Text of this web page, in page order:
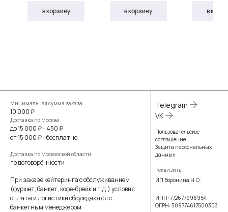
в корзину в корзину в
Минимальная сумма заказа
10 000 ₽
Доставка по Москве
до 15 000 ₽ - 450 ₽
от 15 000 ₽ - бесплатно
Доставка по Московской области
по договорённости
При заказе кейтеринга с обслуживанием
(фуршет, банкет, кофе-брейк и т.д.) условия
оплаты и логистики обсуждаются с
банкетным менеджером
Telegram
VK
Пользовательское
соглашение
Защита персональных
данных
Реквизиты
ИП Воронина Н.О.
ИНН: 772677996954
ОГРН: 309774617500303